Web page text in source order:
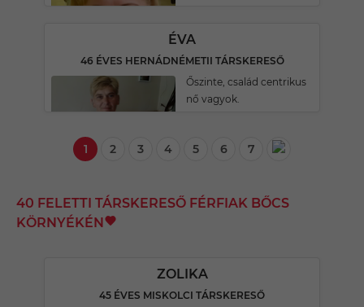
ÉVA
46 ÉVES HERNÁDNÉMETII TÁRSKERESŐ
Őszinte, család centrikus
nő vagyok.
1 2 3 4 5 6 7
40 FELETTI TÁRSKERESŐ FÉRFIAK BŐCS
KÖRNYÉKÉN
ZOLIKA
45 ÉVES MISKOLCI TÁRSKERESŐ